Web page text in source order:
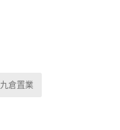
九倉置業